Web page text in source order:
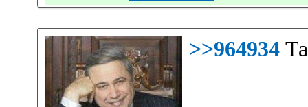
>>964934